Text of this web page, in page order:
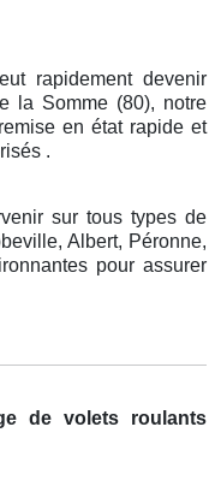
rapidement devenir
la Somme (80), notre
en état rapide et
.
sur tous types de
Albert, Péronne,
pour assurer
de volets roulants